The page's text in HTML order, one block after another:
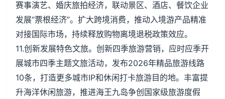
赛事演艺、婚庆旅拍经济，联动景区、酒店、餐饮企业
发展“票根经济”。扩大跨境消费，推动入境游产品精准
对接国际市场，持续释放购物离境退税政策效应。
11.创新发展特色文旅。创新四季旅游营销，应时应季开
展城市四季主题文旅活动，发布2026年精品旅游线路
10条，打造更多城市IP和休闲打卡旅游目的地。丰富提
升海洋休闲旅游，推进海王九岛争创国家级旅游度假